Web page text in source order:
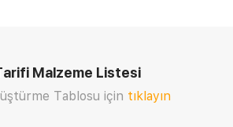
Malzeme Listesi
Tablosu için tıklayın